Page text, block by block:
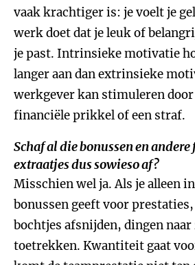
vaak krachtiger is: je voelt je
werk doet dat je leuk of
je past. Intrinsieke motivatie
langer aan dan extrinsieke
werkgever kan stimuleren
financiële prikkel of een straf.
Schaf al die bonussen en
extraatjes dus sowieso af?
Misschien wel ja. Als je alleen
bonussen geeft voor
bochtjes afsnijden, dingen
toetrekken. Kwantiteit gaat